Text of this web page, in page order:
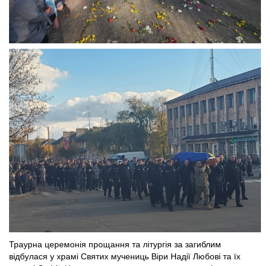
Траурна церемонія прощання та літургія за загиблим
відбулася у храмі Святих мучениць Віри Надії Любові та їх